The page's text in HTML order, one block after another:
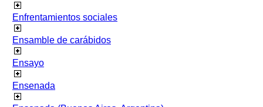
Enfrentamientos sociales
Ensamble de carábidos
Ensayo
Ensenada